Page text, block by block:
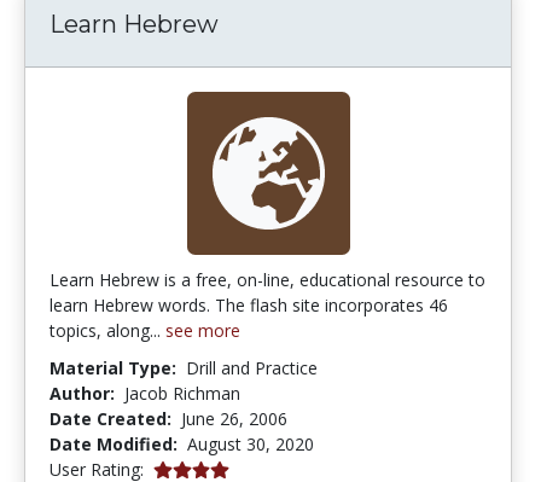
Learn Hebrew
Learn Hebrew is a free, on-line, educational resource to
learn Hebrew words. The flash site incorporates 46
topics, along... see more
Material Type: Drill and Practice
Author: Jacob Richman
Date Created: June 26, 2006
Date Modified: August 30, 2020
User Rating: 4.0 stars